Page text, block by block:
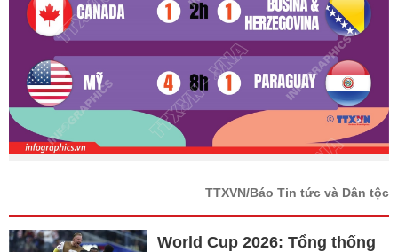
TTXVN/Báo Tin tức và Dân tộc
World Cup 2026: Tổng thống